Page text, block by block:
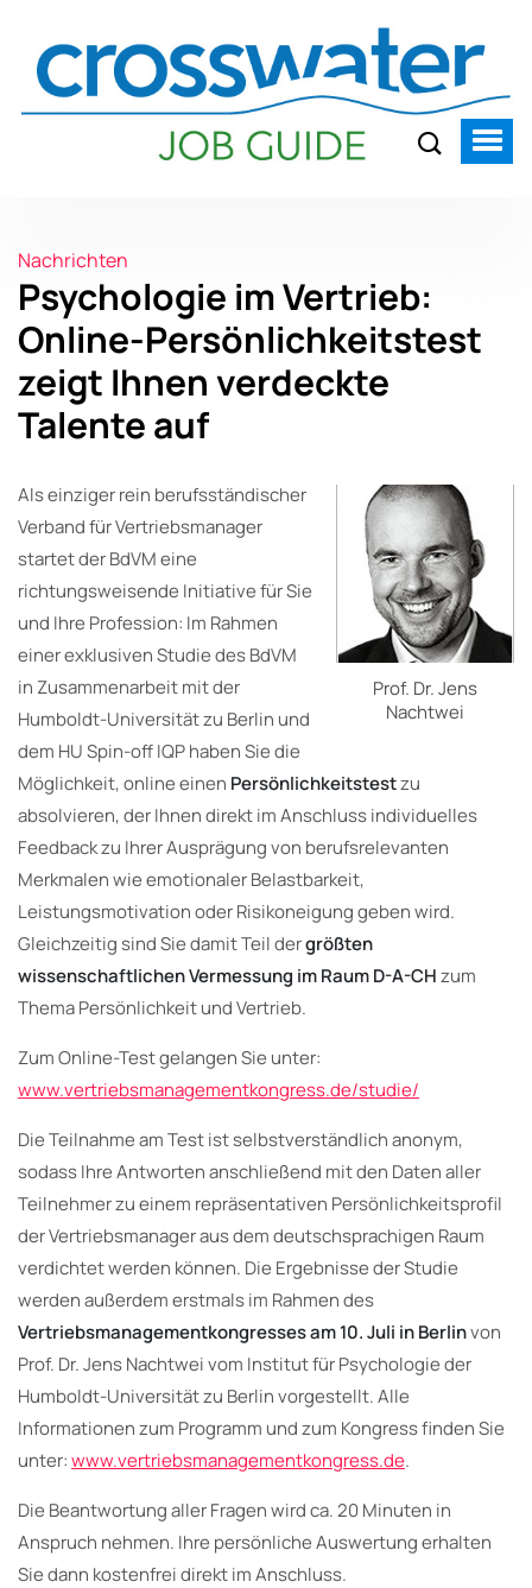
Nachrichten
Psychologie im Vertrieb:
Online-Persönlichkeitstest
zeigt Ihnen verdeckte
Talente auf
Prof. Dr. Jens
Nachtwei
Als einziger rein berufsständischer
Verband für Vertriebsmanager
startet der BdVM eine
richtungsweisende Initiative für Sie
und Ihre Profession: Im Rahmen
einer exklusiven Studie des BdVM
in Zusammenarbeit mit der
Humboldt-Universität zu Berlin und
dem HU Spin-off IQP haben Sie die
Möglichkeit, online einen Persönlichkeitstestzu
absolvieren, der Ihnen direkt im Anschluss individuelles
Feedback zu Ihrer Ausprägung von berufsrelevanten
Merkmalen wie emotionaler Belastbarkeit,
Leistungsmotivation oder Risikoneigung geben wird.
Gleichzeitig sind Sie damit Teil dergrößten
wissenschaftlichen Vermessung im Raum D-A-CHzum
Thema Persönlichkeit und Vertrieb.
Zum Online-Test gelangen Sie unter:
www.vertriebsmanagementkongress.de/studie/
Die Teilnahme am Test ist selbstverständlich anonym,
sodass Ihre Antworten anschließend mit den Daten aller
Teilnehmer zu einem repräsentativen Persönlichkeitsprofil
der Vertriebsmanager aus dem deutschsprachigen Raum
verdichtet werden können. Die Ergebnisse der Studie
werden außerdem erstmals im Rahmen des
Vertriebsmanagementkongresses am 10. Juli in Berlinvon
Prof. Dr. Jens Nachtwei vom Institut für Psychologie der
Humboldt-Universität zu Berlin vorgestellt. Alle
Informationen zum Programm und zum Kongress finden Sie
unter:www.vertriebsmanagementkongress.de.
Die Beantwortung aller Fragen wird ca. 20 Minuten in
Anspruch nehmen. Ihre persönliche Auswertung erhalten
Sie dann kostenfrei direkt im Anschluss.